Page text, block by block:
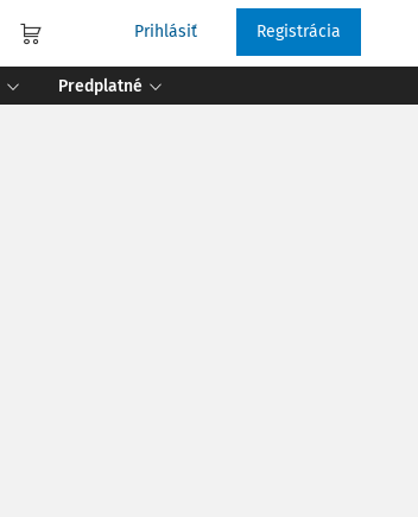
Prihlásiť Registrácia
Predplatné